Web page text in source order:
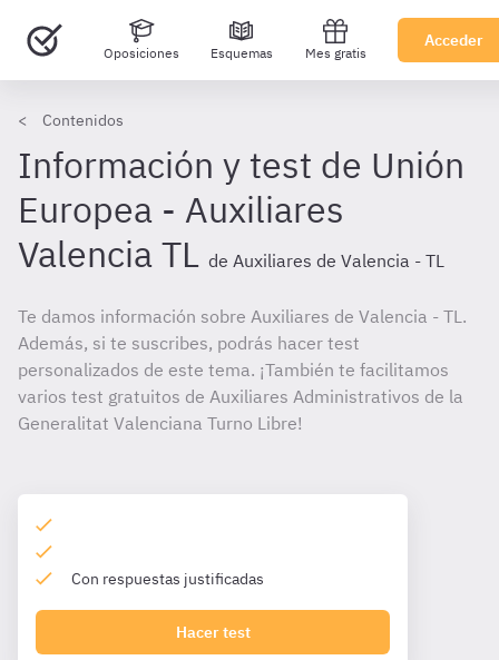
Oposiciones Esquemas Mes gratis
Acceder
Contenidos
Información y test de Unión
Europea - Auxiliares
Valencia TL de Auxiliares de Valencia - TL
Te damos información sobre Auxiliares de Valencia - TL.
Además, si te suscribes, podrás hacer test
personalizados de este tema. ¡También te facilitamos
varios test gratuitos de Auxiliares Administrativos de la
Generalitat Valenciana Turno Libre!
Con respuestas justificadas
Hacer test